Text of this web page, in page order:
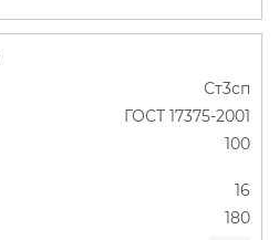
Ст3сп
ГОСТ 17375-2001
100
16
180